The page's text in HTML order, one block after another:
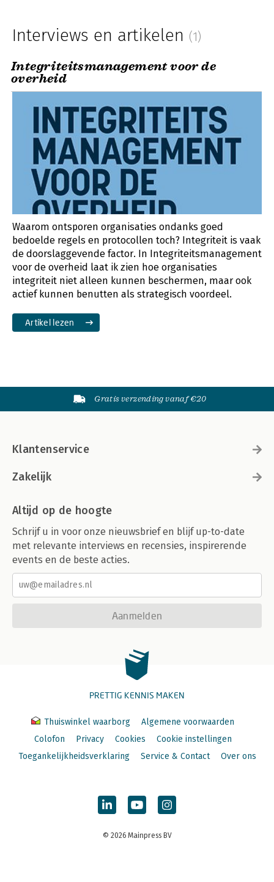
Interviews en artikelen (1)
Integriteitsmanagement voor de
overheid
Waarom ontsporen organisaties ondanks goed
bedoelde regels en protocollen toch? Integriteit is vaak
de doorslaggevende factor. In Integriteitsmanagement
voor de overheid laat ik zien hoe organisaties
integriteit niet alleen kunnen beschermen, maar ook
actief kunnen benutten als strategisch voordeel.
Artikel lezen
Gratis verzending vanaf €20
Klantenservice
Zakelijk
Altijd op de hoogte
Schrijf u in voor onze nieuwsbrief en blijf up-to-date
met relevante interviews en recensies, inspirerende
events en de beste acties.
Aanmelden
PRETTIG KENNIS MAKEN
Thuiswinkel waarborg
Algemene voorwaarden
Colofon
Privacy Cookies
Cookie instellingen
Toegankelijkheidsverklaring
Service & Contact Over ons
© 2026 Mainpress BV